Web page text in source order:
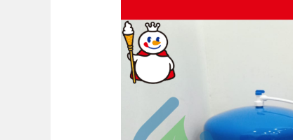
Brayung
Kudus
Jawa
Tengah